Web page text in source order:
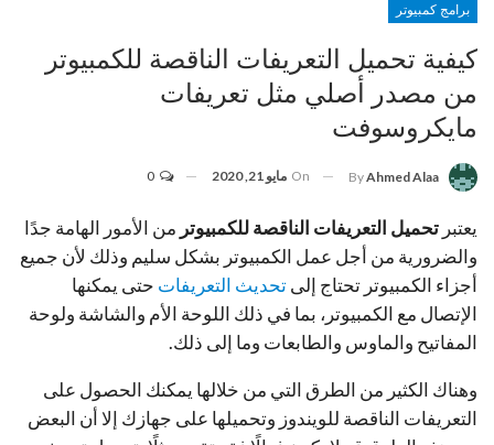
برامج كمبيوتر
كيفية تحميل التعريفات الناقصة للكمبيوتر
من مصدر أصلي مثل تعريفات
مايكروسوفت
ByAhmed Alaa
On مايو 21, 2020
يعتبر تحميل التعريفات الناقصة للكمبيوتر من الأمور الهامة جدًا
والضرورية من أجل عمل الكمبيوتر بشكل سليم وذلك لأن جميع
أجزاء الكمبيوتر تحتاج إلىتحديث التعريفات حتى يمكنها
الإتصال مع الكمبيوتر، بما في ذلك اللوحة الأم والشاشة ولوحة
المفاتيح والماوس والطابعات وما إلى ذلك.
وهناك الكثير من الطرق التي من خلالها يمكنك الحصول على
التعريفات الناقصة للويندوز وتحميلها على جهازك إلا أن البعض